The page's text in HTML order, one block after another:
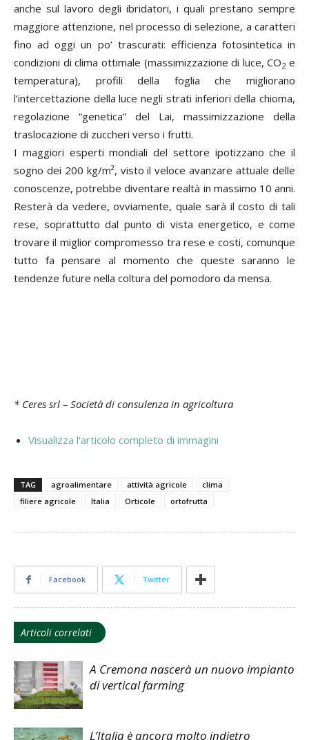
anche sul lavoro degli ibridatori, i quali prestano sempre
maggiore attenzione, nel processo di selezione, a caratteri
fino ad oggi un po’ trascurati: efficienza fotosintetica in
condizioni di clima ottimale (massimizzazione di luce, CO2 e
temperatura), profili della foglia che migliorano
l’intercettazione della luce negli strati inferiori della chioma,
regolazione “genetica” del Lai, massimizzazione della
traslocazione di zuccheri verso i frutti.
I maggiori esperti mondiali del settore ipotizzano che il
sogno dei 200 kg/m², visto il veloce avanzare attuale delle
conoscenze, potrebbe diventare realtà in massimo 10 anni.
Resterà da vedere, ovviamente, quale sarà il costo di tali
rese, soprattutto dal punto di vista energetico, e come
trovare il miglior compromesso tra rese e costi, comunque
tutto fa pensare al momento che queste saranno le
tendenze future nella coltura del pomodoro da mensa.
* Ceres srl – Società di consulenza in agricoltura
Visualizza l'articolo completo di immagini
TAG agroalimentare attività agricole
clima
filiere agricole
Italia Orticole ortofrutta
Facebook Twitter
Articoli correlati
A Cremona nascerà un nuovo impianto
di vertical farming
L’Italia è ancora molto indietro